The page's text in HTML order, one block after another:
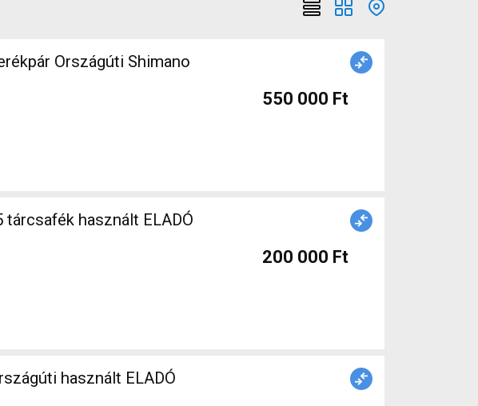
Országúti Shimano
550 000 Ft
tárcsafék használt ELADÓ
200 000 Ft
használt ELADÓ